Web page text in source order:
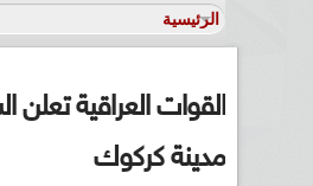
القوات العراقية تعلن
مدينة كركوك